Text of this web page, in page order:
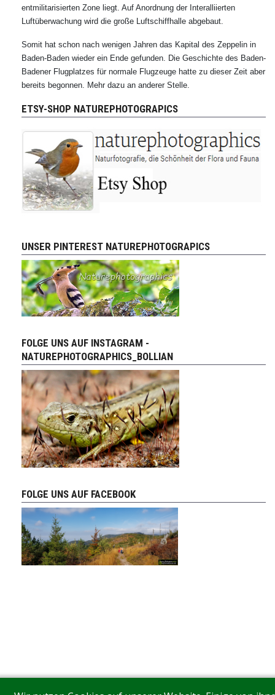
entmilitarisierten Zone liegt. Auf Anordnung der Interalliierten
Luftüberwachung wird die große Luftschiffhalle abgebaut.
Somit hat schon nach wenigen Jahren das Kapital des Zeppelin in
Baden-Baden wieder ein Ende gefunden. Die Geschichte des Baden-
Badener Flugplatzes für normale Flugzeuge hatte zu dieser Zeit aber
bereits begonnen. Mehr dazu an anderer Stelle.
ETSY-SHOP NATUREPHOTOGRAPICS
UNSER PINTEREST NATUREPHOTOGRAPICS
FOLGE UNS AUF INSTAGRAM -
NATUREPHOTOGRAPHICS_BOLLIAN
FOLGE UNS AUF FACEBOOK